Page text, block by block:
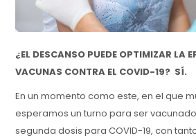
¿EL DESCANSO PUEDE OPTIMIZAR LA
VACUNAS CONTRA EL COVID-19? SÍ.
En un momento como este, en el que
esperamos un turno para ser
segunda dosis para COVID-19, con